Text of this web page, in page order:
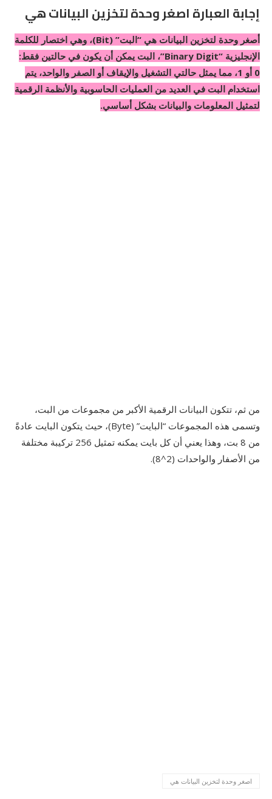
إجابة العبارة اصغر وحدة لتخزين البيانات هي
أصغر وحدة لتخزين البيانات هي “البت” (Bit)، وهي اختصار للكلمة
الإنجليزية “Binary Digit”، البت يمكن أن يكون في حالتين فقط:
0 أو 1، مما يمثل حالتي التشغيل والإيقاف أو الصفر والواحد، يتم
استخدام البت في العديد من العمليات الحاسوبية والأنظمة الرقمية
لتمثيل المعلومات والبيانات بشكل أساسي.
من ثم، تتكون البيانات الرقمية الأكبر من مجموعات من البت،
وتسمى هذه المجموعات “البايت” (Byte)، حيث يتكون البايت عادةً
من 8 بت، وهذا يعني أن كل بايت يمكنه تمثيل 256 تركيبة مختلفة
من الأصفار والواحدات (2^8).
اصغر وحدة لتخزين البيانات هي